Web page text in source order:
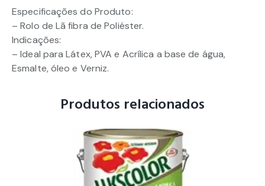
Especificações do Produto:
– Rolo de Lã fibra de Poliéster.
Indicações:
– Ideal para Látex, PVA e Acrílica a base de água,
Esmalte, óleo e Verniz.
Produtos relacionados